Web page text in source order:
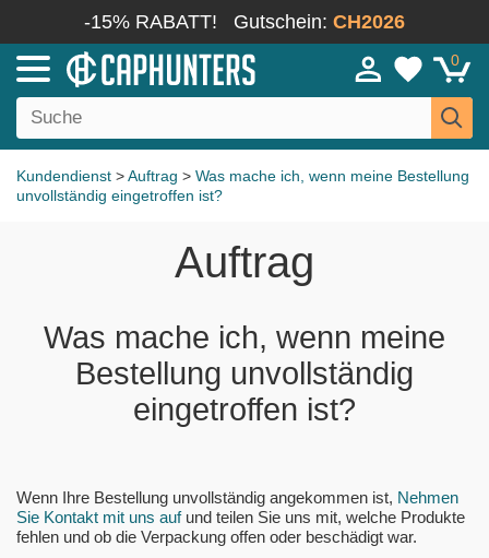
-15% RABATT! Gutschein: CH2026
0
Kundendienst >Auftrag > Was mache ich, wenn meine Bestellung
unvollständig eingetroffen ist?
Auftrag
Was mache ich, wenn meine
Bestellung unvollständig
eingetroffen ist?
Wenn Ihre Bestellung unvollständig angekommen ist, Nehmen
Sie Kontakt mit uns aufund teilen Sie uns mit, welche Produkte
fehlen und ob die Verpackung offen oder beschädigt war.